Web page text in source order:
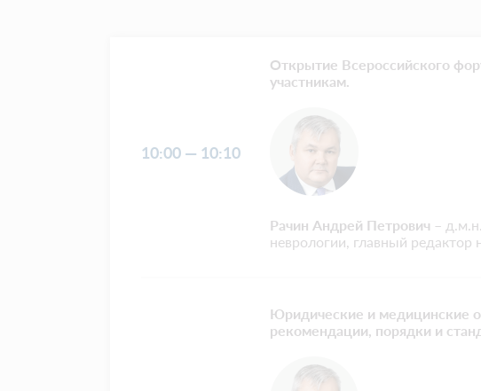
10:00 — 10:10
Открытие Всероссийского
участникам.
Рачин Андрей Петрович –
неврологии, главный редактор
Юридические и медицинские
рекомендации, порядки и